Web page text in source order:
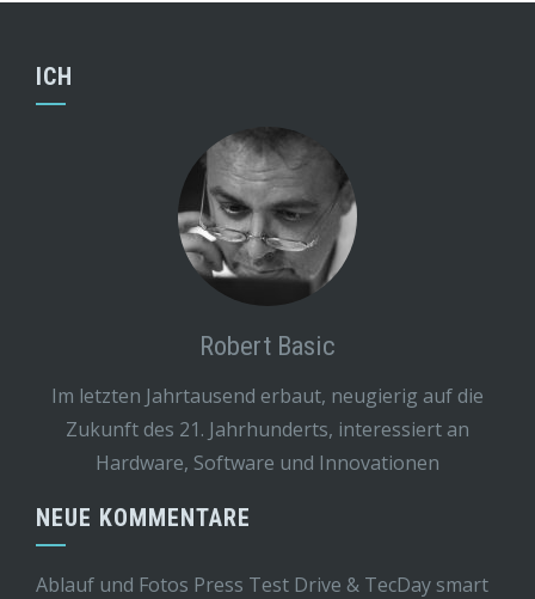
ICH
Robert Basic
Im letzten Jahrtausend erbaut, neugierig auf die
Zukunft des 21. Jahrhunderts, interessiert an
Hardware, Software und Innovationen
NEUE KOMMENTARE
Ablauf und Fotos Press Test Drive & TecDay smart